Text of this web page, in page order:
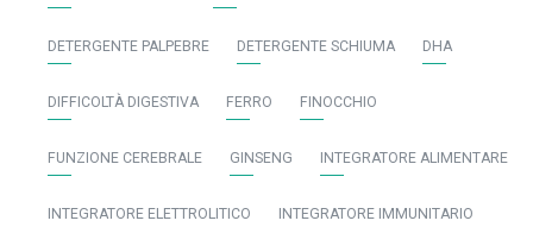
DETERGENTE PALPEBRE DETERGENTE SCHIUMA DHA
DIFFICOLTÀ DIGESTIVA FERRO FINOCCHIO
FUNZIONE CEREBRALE GINSENG INTEGRATORE ALIMENTARE
INTEGRATORE ELETTROLITICO INTEGRATORE IMMUNITARIO